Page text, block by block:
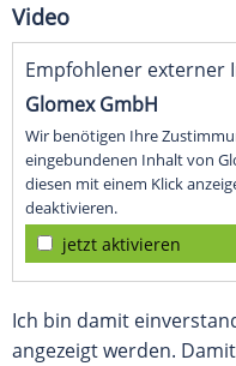
Video
Empfohlener externer
Glomex GmbH
Wir benötigen Ihre
eingebundenen Inhalt von
diesen mit einem Klick
deaktivieren.
jetzt aktivieren
Ich bin damit
angezeigt werden.